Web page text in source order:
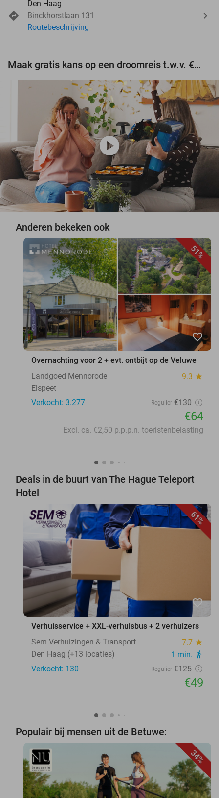
Den Haag
Binckhorstlaan 131
Routebeschrijving
Maak gratis kans op een droomreis t.w.v. €3.000!
play_circle
Anderen bekeken ook
51%
favorite_border
Overnachting voor 2 + evt. ontbijt op de Veluwe
Landgoed Mennorode
9.3 star
Elspeet
Verkocht: 3.277
Regulier €130
€64
Excl. ca. €2,50 p.p.p.n. toeristenbelasting
Deals in de buurt van The Hague Teleport
Hotel
61%
favorite_border
Verhuisservice + XXL-verhuisbus + 2 verhuizers
Sem Verhuizingen & Transport
7.7 star
Den Haag (+13 locaties) 1 min. directions_walk
Verkocht: 130 Regulier €125
€49
Populair bij mensen uit de Betuwe:
34%